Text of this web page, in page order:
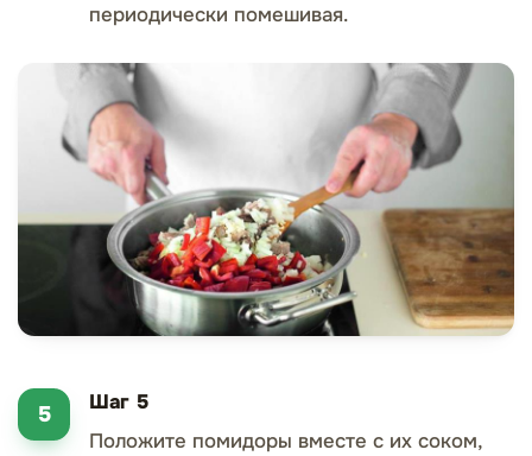
периодически помешивая.
Шаг 5
Положите помидоры вместе с их соком,